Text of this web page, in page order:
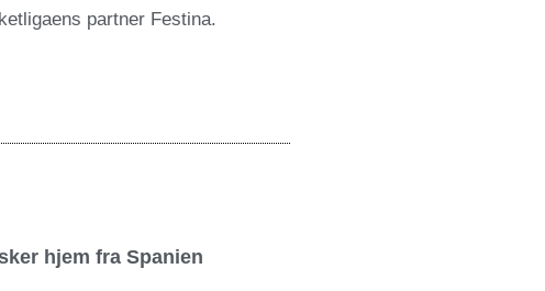
partner Festina.
hjem fra Spanien